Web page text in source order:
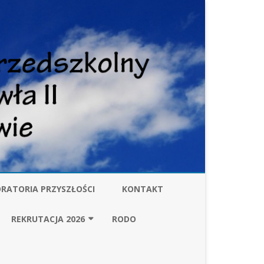
PRZYSZŁOŚCI KONTAKT
REKRUTACJA 2026 RODO